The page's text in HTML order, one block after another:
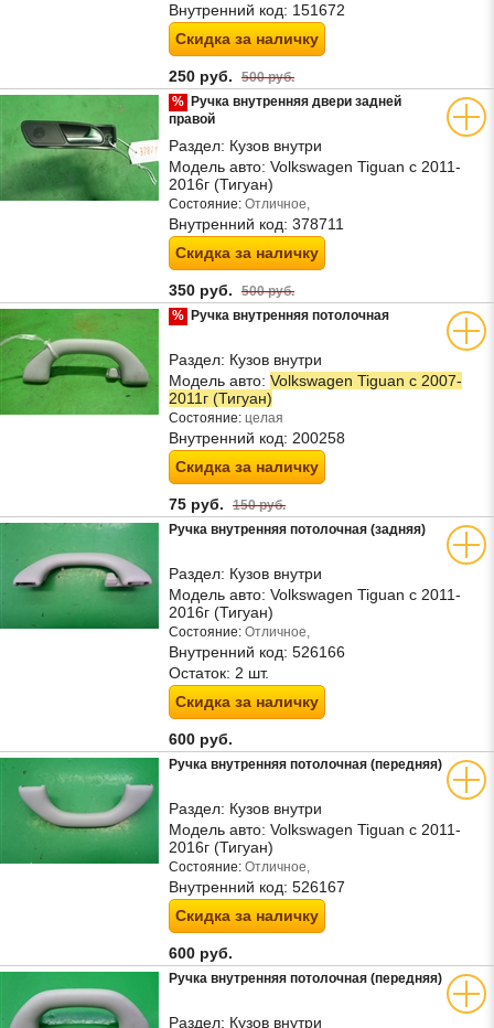
Внутренний код: 151672
Скидка за наличку
250 руб. 500 руб.
% Ручка внутренняя двери задней
правой
Раздел: Кузов внутри
Модель авто: Volkswagen Tiguan с 2011-
2016г (Тигуан)
Состояние: Отличное,
Внутренний код: 378711
Скидка за наличку
350 руб. 500 руб.
% Ручка внутренняя потолочная
Раздел: Кузов внутри
Модель авто: Volkswagen Tiguan с 2007-
2011г (Тигуан)
Состояние: целая
Внутренний код: 200258
Скидка за наличку
75 руб. 150 руб.
Ручка внутренняя потолочная (задняя)
Раздел: Кузов внутри
Модель авто: Volkswagen Tiguan с 2011-
2016г (Тигуан)
Состояние: Отличное,
Внутренний код: 526166
Остаток: 2 шт.
Скидка за наличку
600 руб.
Ручка внутренняя потолочная (передняя)
Раздел: Кузов внутри
Модель авто: Volkswagen Tiguan с 2011-
2016г (Тигуан)
Состояние: Отличное,
Внутренний код: 526167
Скидка за наличку
600 руб.
Ручка внутренняя потолочная (передняя)
Раздел: Кузов внутри